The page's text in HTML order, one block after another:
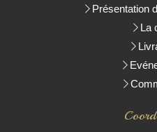
Présentation
La